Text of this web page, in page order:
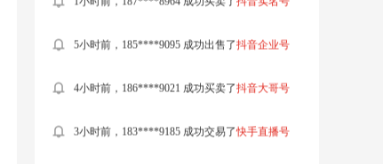
5小时前，185****9095 成功出售了 抖音企业号
4小时前，186****9021 成功买卖了 抖音大哥号
3小时前，183****9185 成功交易了 快手直播号
5小时前，181****8983 成功买卖了 快手大哥号